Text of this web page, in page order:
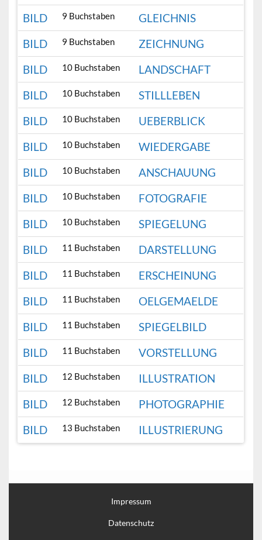
BILD
9 Buchstaben
GLEICHNIS
BILD
9 Buchstaben
ZEICHNUNG
BILD
10 Buchstaben
LANDSCHAFT
BILD
10 Buchstaben
STILLLEBEN
BILD
10 Buchstaben
UEBERBLICK
BILD
10 Buchstaben
WIEDERGABE
BILD
10 Buchstaben
ANSCHAUUNG
BILD
10 Buchstaben
FOTOGRAFIE
BILD
10 Buchstaben
SPIEGELUNG
BILD
11 Buchstaben
DARSTELLUNG
BILD
11 Buchstaben
ERSCHEINUNG
BILD
11 Buchstaben
OELGEMAELDE
BILD
11 Buchstaben
SPIEGELBILD
BILD
11 Buchstaben
VORSTELLUNG
BILD
12 Buchstaben
ILLUSTRATION
BILD
12 Buchstaben
PHOTOGRAPHIE
BILD
13 Buchstaben ILLUSTRIERUNG
Impressum
Datenschutz